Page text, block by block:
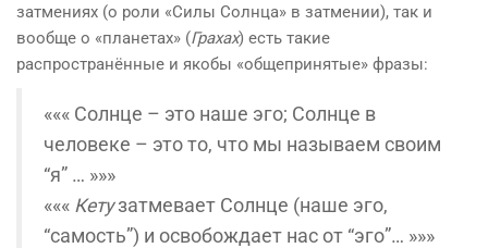
затмениях (о роли «Силы Солнца» в затмении), так и
вообще о «планетах» (Грахах) есть такие
распространённые и якобы «общепринятые» фразы:
««« Солнце – это наше эго; Солнце в
человеке – это то, что мы называем своим
“я” … »»»
««« Кетузатмевает Солнце (наше эго,
“самость”) и освобождает нас от “эго”… »»»